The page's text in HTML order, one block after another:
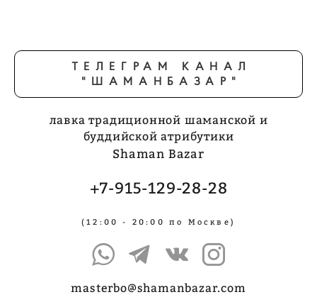
ТЕЛЕГРАМ КАНАЛ
"ШАМАНБАЗАР"
лавка традиционной шаманской и
буддийской атрибутики
Shaman Bazar
+7-915-129-28-28
(12:00 - 20:00 по Москве)
masterbo@shamanbazar.com